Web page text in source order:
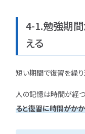
4-1.勉強期
える
短い期間で復習を繰り
人の記憶は時間が経
ると復習に時間がかか